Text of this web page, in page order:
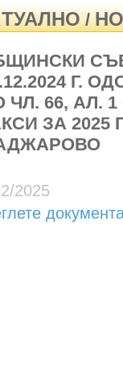
/
Г.
ЧЛ. 66, АЛ.
ЗА
2025